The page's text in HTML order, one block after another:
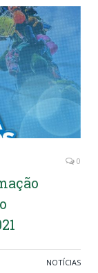
0
NOTÍCIAS